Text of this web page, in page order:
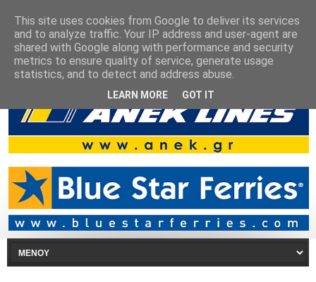
This site uses cookies from Google to deliver its services
and to analyze traffic. Your IP address and user-agent are
shared with Google along with performance and security
metrics to ensure quality of service, generate usage
statistics, and to detect and address abuse.
LEARN MORE GOT IT